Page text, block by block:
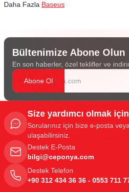
Daha Fazla Baseus
Bültenimize Abone Olun
En son haberler, özel teklifler ve
Abone Ol
Size yardımcı olmak
Sorularınız için bize e-posta
ulaşabilirsiniz.
Destek E-Posta
bilgi@ceponya.com
Destek Telefon
+90 312 434 36 36 - 0553 711